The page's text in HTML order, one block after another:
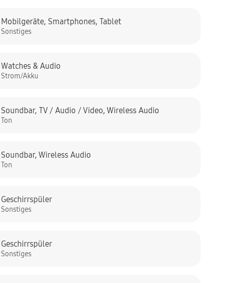
Mobilgeräte,Smartphones,Tablet
Sonstiges
Watches & Audio
Strom/Akku
Soundbar,TV / Audio / Video,Wireless Audio
Ton
Soundbar,Wireless Audio
Ton
Geschirrspüler
Sonstiges
Geschirrspüler
Sonstiges